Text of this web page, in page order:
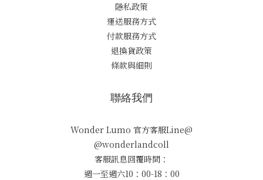
隱私政策
運送服務方式
付款服務方式
退換貨政策
條款與細則
聯絡我們
Wonder Lumo 官方客服Line@
@wonderlandcoll
客服訊息回覆時間：
週一至週六10：00-18：00